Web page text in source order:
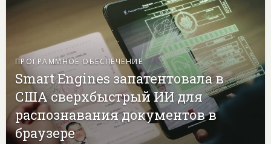
ПРОГРАММНОЕ ОБЕСПЕЧЕНИЕ
Smart Engines запатентовала в
США сверхбыстрый ИИ для
распознавания документов в
браузере